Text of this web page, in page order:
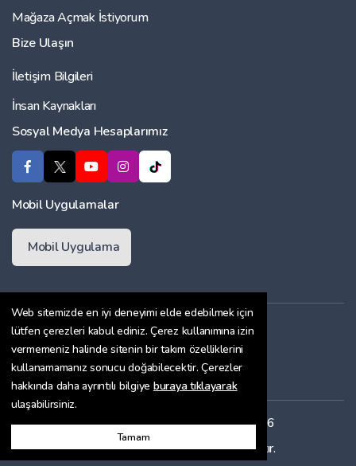
Web sitemizde en iyi deneyimi elde edebilmek için
lütfen çerezleri kabul ediniz. Çerez kullanımına izin
vermemeniz halinde sitenin bir takım özelliklerini
kullanamamanız sonucu doğabilecektir. Çerezler
hakkında daha ayrıntılı bilgiye buraya tıklayarak
ulaşabilirsiniz.
Tamam
Mağaza Açmak İstiyorum
Bize Ulaşın
İletişim Bilgileri
İnsan Kaynakları
Sosyal Medya Hesaplarımız
Mobil Uygulamalar
Mobil Uygulama
Üyelik Sözleşmesi
Çerez Politikası
Gizlilik Sözleşmesi
Her hakkı saklıdır. Copyright © 2026
Bu siteENTRANETile hazırlanmıştır.